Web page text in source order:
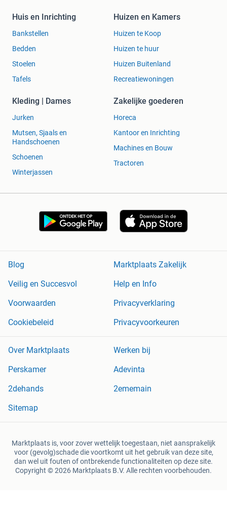
Huis en Inrichting
Bankstellen
Bedden
Stoelen
Tafels
Huizen en Kamers
Huizen te Koop
Huizen te huur
Huizen Buitenland
Recreatiewoningen
Kleding | Dames
Jurken
Mutsen, Sjaals en
Handschoenen
Schoenen
Winterjassen
Zakelijke goederen
Horeca
Kantoor en Inrichting
Machines en Bouw
Tractoren
Blog
Marktplaats Zakelijk
Veilig en Succesvol
Help en Info
Voorwaarden
Privacyverklaring
Cookiebeleid
Privacyvoorkeuren
Over Marktplaats
Werken bij
Perskamer
Adevinta
2dehands
2ememain
Sitemap
Marktplaats is, voor zover wettelijk toegestaan, niet aansprakelijk
voor (gevolg)schade die voortkomt uit het gebruik van deze site,
dan wel uit fouten of ontbrekende functionaliteiten op deze site.
Copyright © 2026 Marktplaats B.V. Alle rechten voorbehouden.